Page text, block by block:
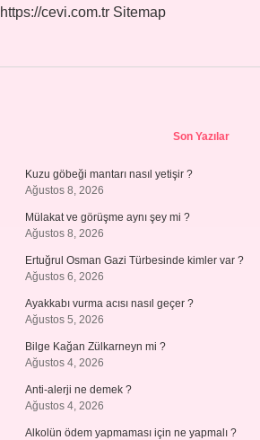
https://cevi.com.tr Sitemap
Son Yazılar
Kuzu göbeği mantarı nasıl yetişir ?
Ağustos 8, 2026
Mülakat ve görüşme aynı şey mi ?
Ağustos 8, 2026
Ertuğrul Osman Gazi Türbesinde kimler var ?
Ağustos 6, 2026
Ayakkabı vurma acısı nasıl geçer ?
Ağustos 5, 2026
Bilge Kağan Zülkarneyn mi ?
Ağustos 4, 2026
Anti-alerji ne demek ?
Ağustos 4, 2026
Alkolün ödem yapmaması için ne yapmalı ?